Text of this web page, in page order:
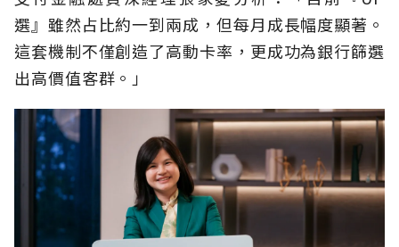
選』雖然占比約一到兩成，但每月成長幅度顯著。
這套機制不僅創造了高動卡率，更成功為銀行篩選
出高價值客群。」